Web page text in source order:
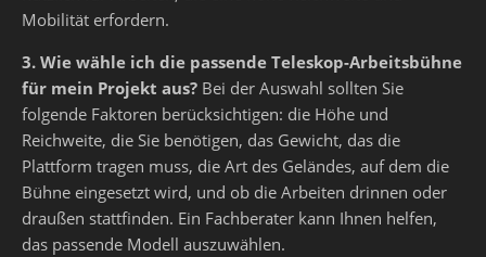
Mobilität erfordern.
3. Wie wähle ich die passende Teleskop-Arbeitsbühne
für mein Projekt aus? Bei der Auswahl sollten Sie
folgende Faktoren berücksichtigen: die Höhe und
Reichweite, die Sie benötigen, das Gewicht, das die
Plattform tragen muss, die Art des Geländes, auf dem die
Bühne eingesetzt wird, und ob die Arbeiten drinnen oder
draußen stattfinden. Ein Fachberater kann Ihnen helfen,
das passende Modell auszuwählen.